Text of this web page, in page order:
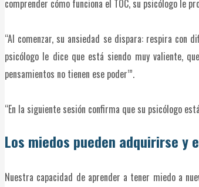
comprender cómo funciona el TOC, su psicólogo le
“Al comenzar, su ansiedad se dispara: respira
psicólogo le dice que está siendo muy valiente,
pensamientos no tienen ese poder’”.
“En la siguiente sesión confirma que su psicólogo
Los miedos pueden adquirirse y
Nuestra capacidad de aprender a tener miedo a